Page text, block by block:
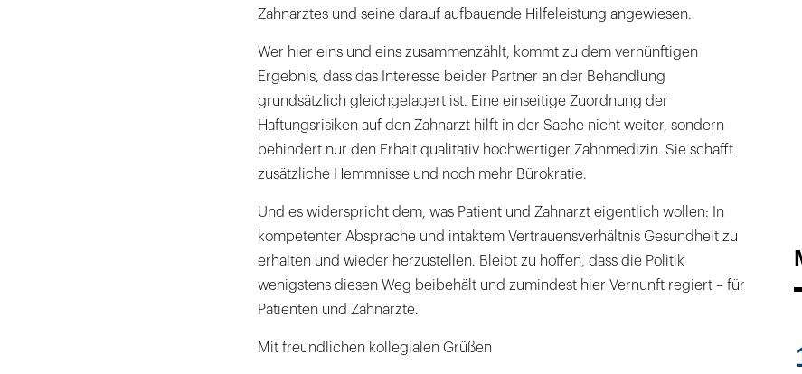
Zahnarztes und seine darauf aufbauende Hilfeleistung angewiesen.
Wer hier eins und eins zusammenzählt, kommt zu dem vernünftigen
Ergebnis, dass das Interesse beider Partner an der Behandlung
grundsätzlich gleichgelagert ist. Eine einseitige Zuordnung der
Haftungsrisiken auf den Zahnarzt hilft in der Sache nicht weiter, sondern
behindert nur den Erhalt qualitativ hochwertiger Zahnmedizin. Sie schafft
zusätzliche Hemmnisse und noch mehr Bürokratie.
Und es widerspricht dem, was Patient und Zahnarzt eigentlich wollen: In
kompetenter Absprache und intaktem Vertrauensverhältnis Gesundheit zu
erhalten und wieder herzustellen. Bleibt zu hoffen, dass die Politik
wenigstens diesen Weg beibehält und zumindest hier Vernunft regiert – für
Patienten und Zahnärzte.
Mit freundlichen kollegialen Grüßen